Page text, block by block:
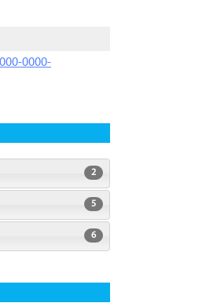
0000-
2
5
6